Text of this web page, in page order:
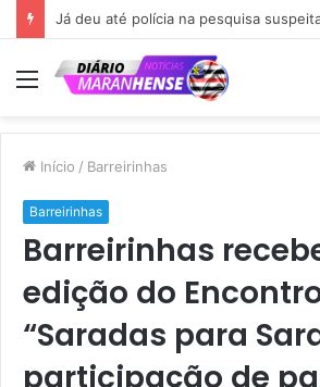
Menu
Início / Barreirinhas
Barreirinhas
Barreirinhas
edição do
“Saradas para
participação de